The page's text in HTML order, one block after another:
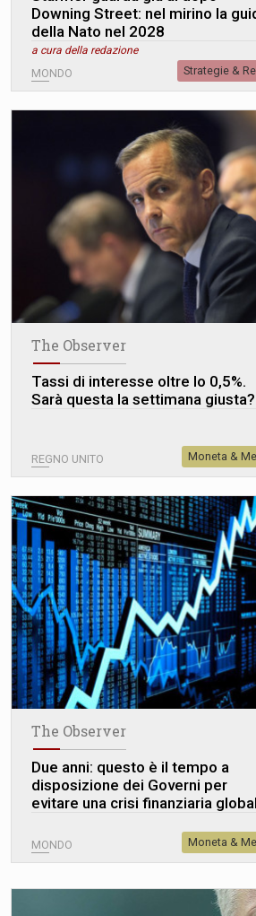
Downing Street: nel mirino la
della Nato nel 2028
a cura della redazione
MONDO Strategie &
The Observer
Tassi di interesse oltre lo 0,5%.
Sarà questa la settimana giusta?
REGNO UNITO Moneta &
The Observer
Due anni: questo è il tempo a
disposizione dei Governi per
evitare una crisi finanziaria
MONDO Moneta &